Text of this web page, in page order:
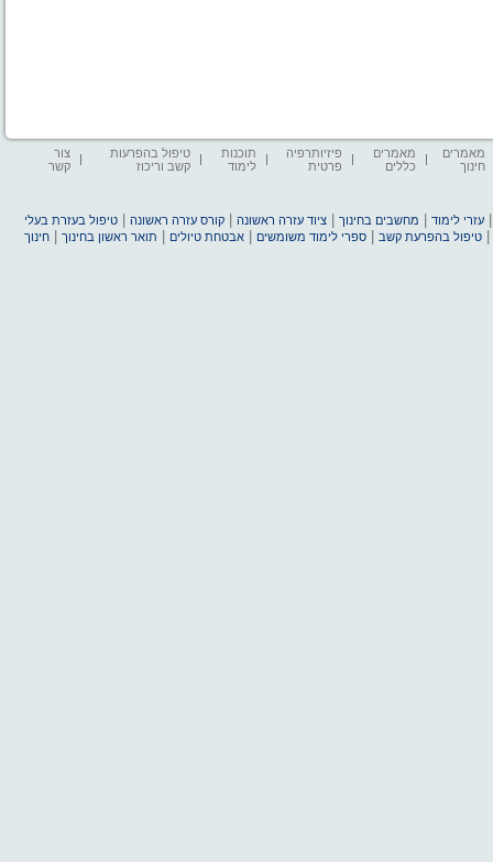
מאמרים
חינוך
מאמרים
כללים
פיזיותרפיה
פרטית
תוכנות
לימוד
טיפול בהפרעות
קשב וריכוז
צור
קשר
עזרי לימוד מחשבים בחינוך |ציוד עזרה ראשונה |קורס עזרה ראשונה |טיפול בעזרת בעלי
|טיפול בהפרעת קשב |ספרי לימוד משומשים |אבטחת טיולים תואר ראשון בחינוך |חינוך